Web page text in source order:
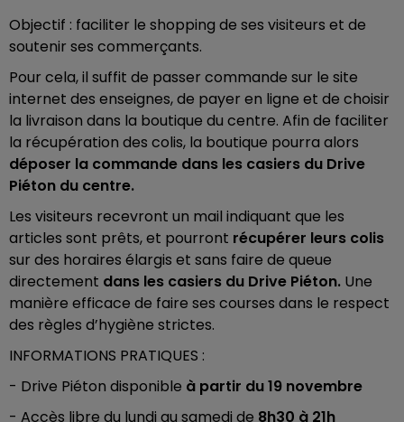
Objectif : faciliter le shopping de ses visiteurs et de
soutenir ses commerçants.
Pour cela, il suffit de passer commande sur le site
internet des enseignes, de payer en ligne et de choisir
la livraison dans la boutique du centre. Afin de faciliter
la récupération des colis, la boutique pourra alors
déposer la commande dans les casiers du Drive
Piéton du centre.
Les visiteurs recevront un mail indiquant que les
articles sont prêts, et pourront récupérer leurs colis
sur des horaires élargis et sans faire de queue
directement dans les casiers du Drive Piéton. Une
manière efficace de faire ses courses dans le respect
des règles d’hygiène strictes.
INFORMATIONS PRATIQUES :
- Drive Piéton disponible à partir du 19 novembre
- Accès libre du lundi au samedi de 8h30 à 21h